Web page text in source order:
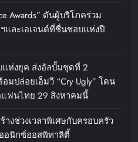
ดโปรแรงรับ 8.8 พร้อม
านให้เป็นสมาร์ทโฮมด้วย
กร้านค้าสูงสุด 8,000 บาท
ดส่งฟรีบน Shopee เริ่ม
ลา 20:00 น. ถึง 10 ส.ค.
12 hours ago
Awards” ดันผู้บริโภคร่วม
ละเอเจนต์ที่ชื่นชอบแห่งปี
แห่งยุค ส่งอัลบั้มชุดที่ 2
ร้อมปล่อยเอ็มวี “Cry Ugly” โดน
ฟนไทย 29 สิงหาคมนี้
งช่วงเวลาพิเศษกับครอบครัว
อนิกซ์ฮอสพิทาลิตี้